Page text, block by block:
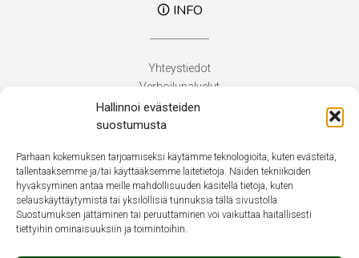
Hallinnoi evästeiden
suostumusta
Parhaan kokemuksen tarjoamiseksi käytämme teknologioita, kuten evästeitä,
tallentaaksemme ja/tai käyttääksemme laitetietoja. Näiden tekniikoiden
hyväksyminen antaa meille mahdollisuuden käsitellä tietoja, kuten
selauskäyttäytymistä tai yksilöllisiä tunnuksia tällä sivustolla.
Suostumuksen jättäminen tai peruuttaminen voi vaikuttaa haitallisesti
tiettyihin ominaisuuksiin ja toimintoihin.
🛈 INFO
Yhteystiedot
Verhoilupalvelut
Toimitusehdot
Tietosuojaseloste
Suomi